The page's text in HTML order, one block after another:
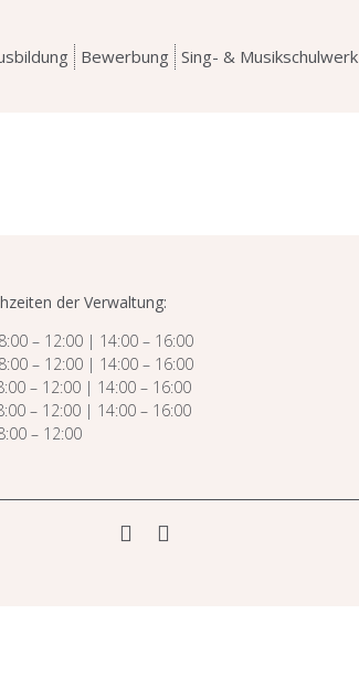
Bewerbung Sing- & Musikschulwerk
der Verwaltung:
– 12:00 | 14:00 – 16:00
– 12:00 | 14:00 – 16:00
– 12:00 | 14:00 – 16:00
– 12:00 | 14:00 – 16:00
– 12:00